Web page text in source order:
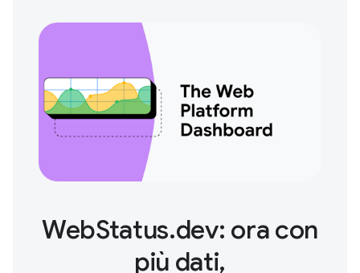
WebStatus.dev: ora con
più dati,